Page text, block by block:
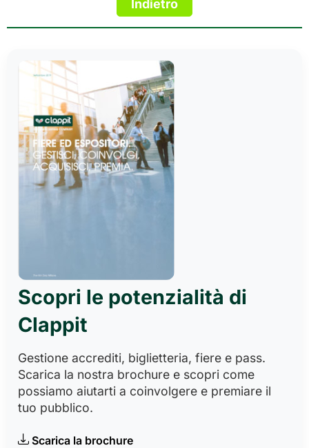
Scopri le potenzialità di
Clappit
Gestione accrediti, biglietteria, fiere e pass.
Scarica la nostra brochure e scopri come
possiamo aiutarti a coinvolgere e premiare il
tuo pubblico.
Scarica la brochure